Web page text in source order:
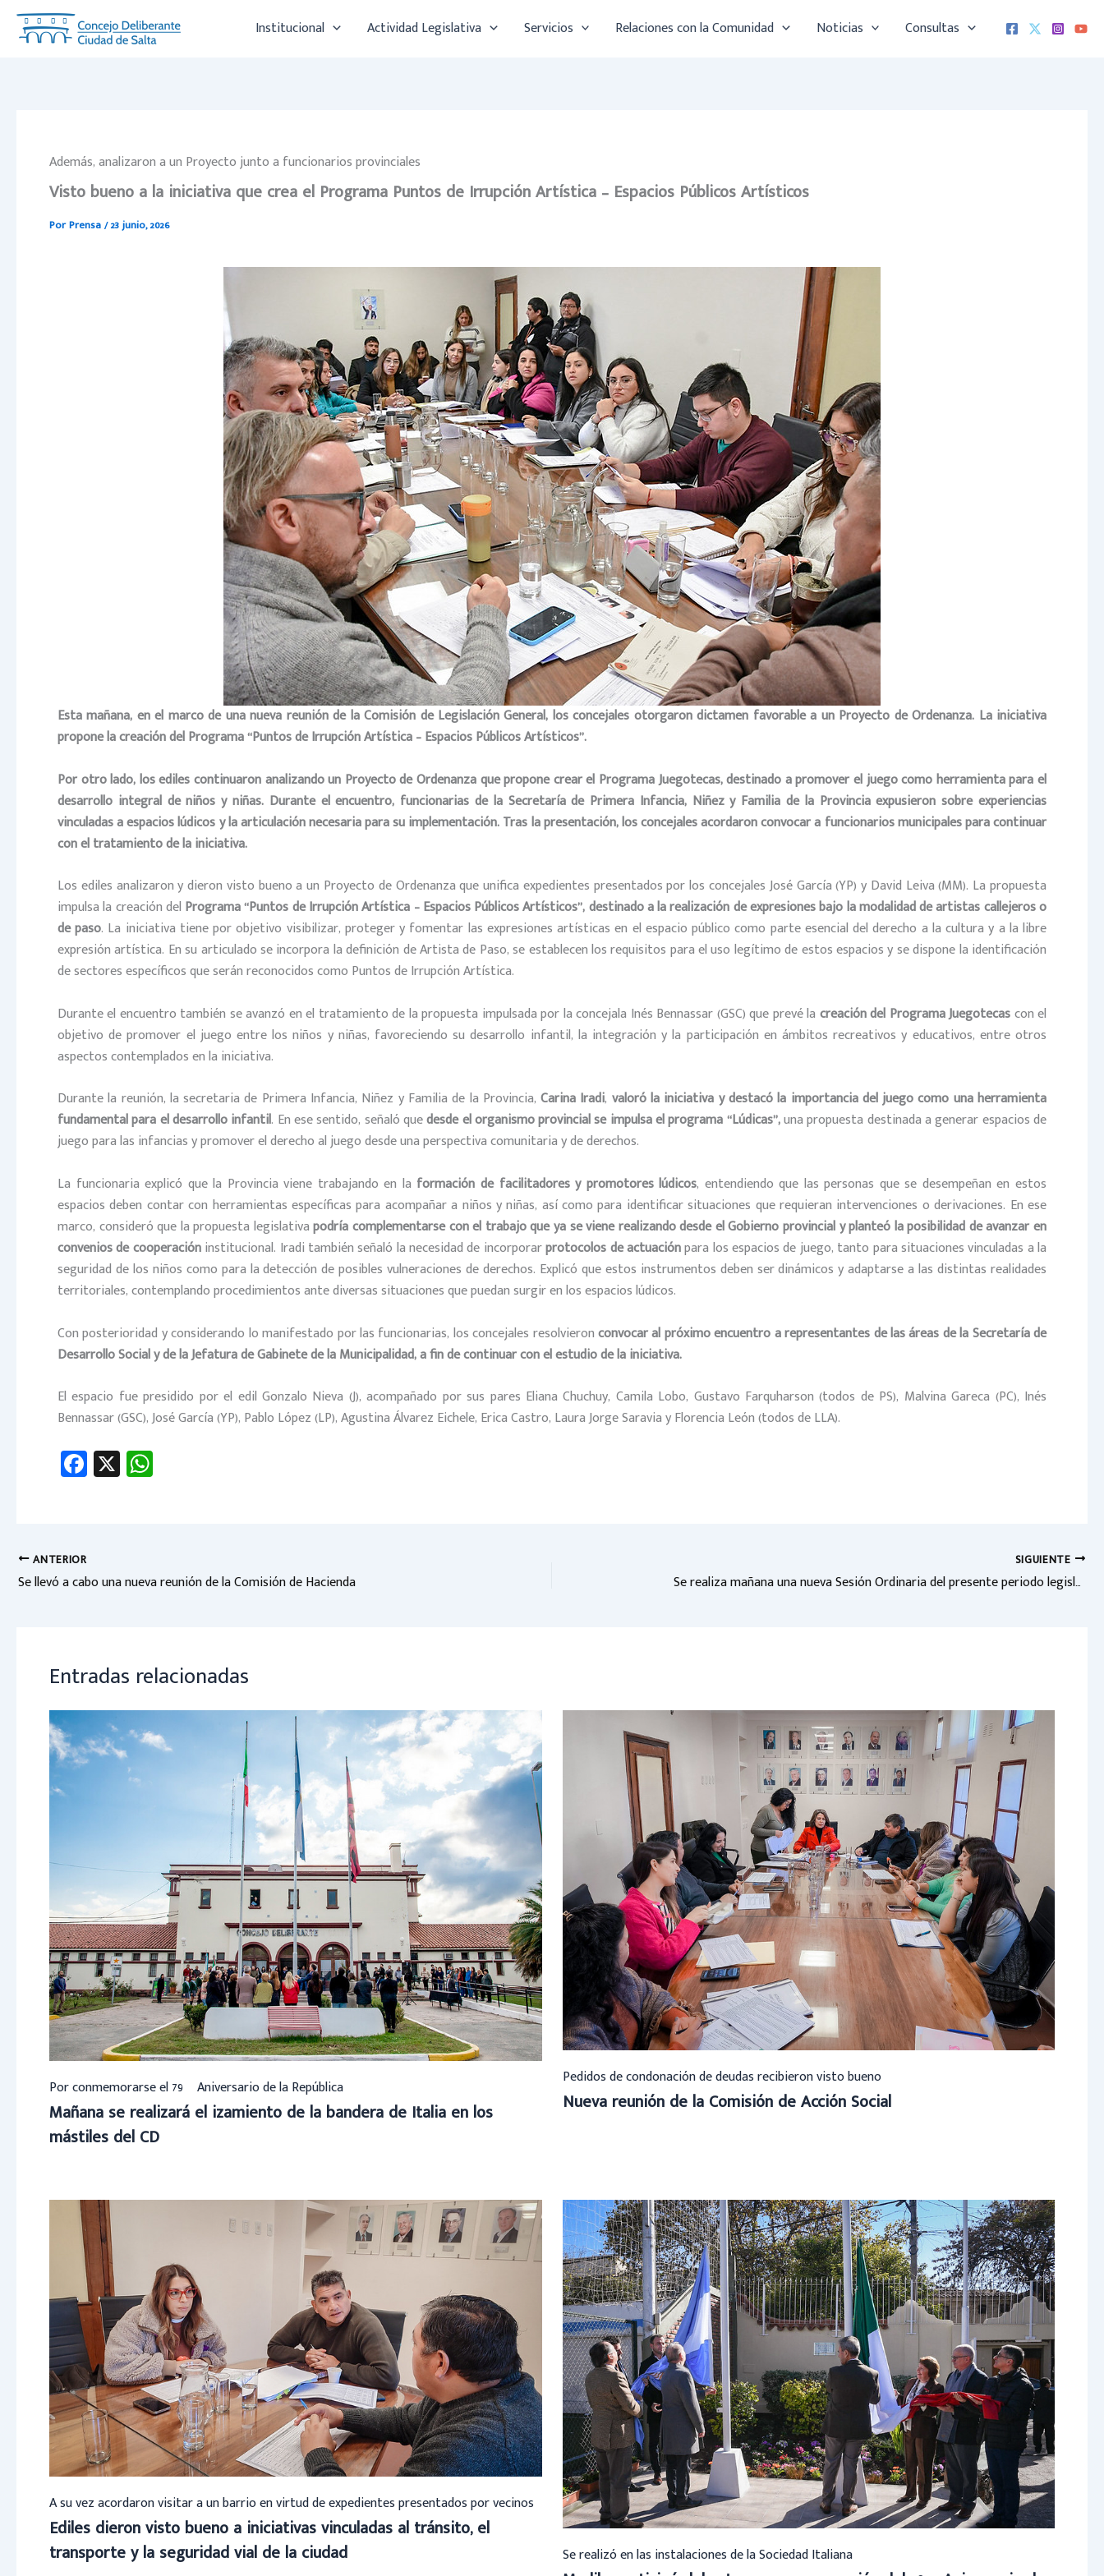
Institucional Actividad Legislativa Servicios Relaciones con la Comunidad Noticias Consultas
Además, analizaron a un Proyecto junto a funcionarios provinciales
Visto bueno a la iniciativa que crea el Programa Puntos de Irrupción Artística – Espacios Públicos Artísticos
PorPrensa/23 junio, 2026
Esta mañana, en el marco de una nueva reunión de la Comisión de Legislación General, los concejales otorgaron dictamen favorable a un Proyecto de Ordenanza. La iniciativa
propone la creación delPrograma “Puntos de Irrupción Artística – Espacios Públicos Artísticos”.
Por otro lado, los ediles continuaron analizando un Proyecto de Ordenanza que propone crear el Programa Juegotecas, destinado a promover el juego como herramienta para el
desarrollo integral de niños y niñas. Durante el encuentro, funcionarias de la Secretaría de Primera Infancia, Niñez y Familia de la Provincia expusieron sobre experiencias
vinculadas a espacios lúdicos y la articulación necesaria para su implementación. Tras la presentación, los concejales acordaron convocar a funcionarios municipales para continuar
con el tratamiento de la iniciativa.
Los ediles analizaron y dieron visto bueno a un Proyecto de Ordenanza que unifica expedientes presentados por los concejales José García (YP) y David Leiva (MM). La propuesta
impulsa la creación del Programa “Puntos de Irrupción Artística – Espacios Públicos Artísticos”, destinado a la realización de expresiones bajo la modalidad de artistas callejeros o
de paso. La iniciativa tiene por objetivo visibilizar, proteger y fomentar las expresiones artísticas en el espacio público como parte esencial del derecho a la cultura y a la libre
expresión artística. En su articulado se incorpora la definición de Artista de Paso, se establecen los requisitos para el uso legítimo de estos espacios y se dispone la identificación
de sectores específicos que serán reconocidos como Puntos de Irrupción Artística.
Durante el encuentro también se avanzó en el tratamiento de la propuesta impulsada por la concejala Inés Bennassar (GSC) que prevé la creación del Programa Juegotecascon el
objetivo de promover el juego entre los niños y niñas, favoreciendo su desarrollo infantil, la integración y la participación en ámbitos recreativos y educativos, entre otros
aspectos contemplados en la iniciativa.
Durante la reunión, la secretaria de Primera Infancia, Niñez y Familia de la Provincia,Carina Iradi, valoró la iniciativa y destacó la importancia del juego como una herramienta
fundamental para el desarrollo infantil. En ese sentido, señaló quedesde el organismo provincial se impulsa el programa “Lúdicas”,una propuesta destinada a generar espacios de
juego para las infancias y promover el derecho al juego desde una perspectiva comunitaria y de derechos.
La funcionaria explicó que la Provincia viene trabajando en la formación de facilitadores y promotores lúdicos, entendiendo que las personas que se desempeñan en estos
espacios deben contar con herramientas específicas para acompañar a niños y niñas, así como para identificar situaciones que requieran intervenciones o derivaciones. En ese
marco, consideró que la propuesta legislativapodría complementarse con el trabajo que ya se viene realizando desde el Gobierno provincial y planteó la posibilidad de avanzar en
convenios de cooperacióninstitucional. Iradi también señaló la necesidad de incorporarprotocolos de actuaciónpara los espacios de juego, tanto para situaciones vinculadas a la
seguridad de los niños como para la detección de posibles vulneraciones de derechos. Explicó que estos instrumentos deben ser dinámicos y adaptarse a las distintas realidades
territoriales, contemplando procedimientos ante diversas situaciones que puedan surgir en los espacios lúdicos.
Con posterioridad y considerando lo manifestado por las funcionarias, los concejales resolvieronconvocar al próximo encuentro a representantes de las áreas de la Secretaría de
Desarrollo Social y de la Jefatura de Gabinete de la Municipalidad, a fin de continuar con el estudio de la iniciativa.
El espacio fue presidido por el edil Gonzalo Nieva (J), acompañado por sus pares Eliana Chuchuy, Camila Lobo, Gustavo Farquharson (todos de PS), Malvina Gareca (PC), Inés
Bennassar (GSC), José García (YP), Pablo López (LP), Agustina Álvarez Eichele, Erica Castro, Laura Jorge Saravia y Florencia León (todos de LLA).
Fa
ce
ok
X
p
p
ANTERIOR
Se llevó a cabo una nueva reunión de la Comisión de Hacienda
SIGUIENTE
Se realiza mañana una nueva Sesión Ordinaria del presente periodo legislativo del CD
Entradas relacionadas
Por conmemorarse el 79º Aniversario de la República
Mañana se realizará el izamiento de la bandera de Italia en los
mástiles del CD
Pedidos de condonación de deudas recibieron visto bueno
Nueva reunión de la Comisión de Acción Social
A su vez acordaron visitar a un barrio en virtud de expedientes presentados por vecinos
Ediles dieron visto bueno a iniciativas vinculadas al tránsito, el
transporte y la seguridad vial de la ciudad
Se realizó en las instalaciones de la Sociedad Italiana